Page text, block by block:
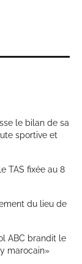
le bilan de sa
sportive et
TAS fixée au 8
du lieu de
ABC brandit le
marocain»